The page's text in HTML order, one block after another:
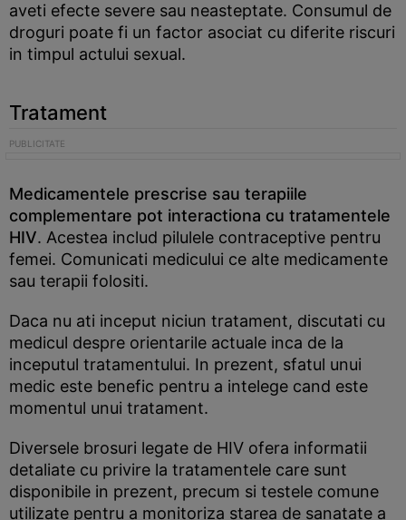
aveti efecte severe sau neasteptate. Consumul de
droguri poate fi un factor asociat cu diferite riscuri
in timpul actului sexual.
Tratament
Medicamentele prescrise sau terapiile
complementare pot interactiona cu tratamentele
HIV. Acestea includ pilulele contraceptive pentru
femei. Comunicati medicului ce alte medicamente
sau terapii folositi.
Daca nu ati inceput niciun tratament, discutati cu
medicul despre orientarile actuale inca de la
inceputul tratamentului. In prezent, sfatul unui
medic este benefic pentru a intelege cand este
momentul unui tratament.
Diversele brosuri legate de HIV ofera informatii
detaliate cu privire la tratamentele care sunt
disponibile in prezent, precum si testele comune
utilizate pentru a monitoriza starea de sanatate a